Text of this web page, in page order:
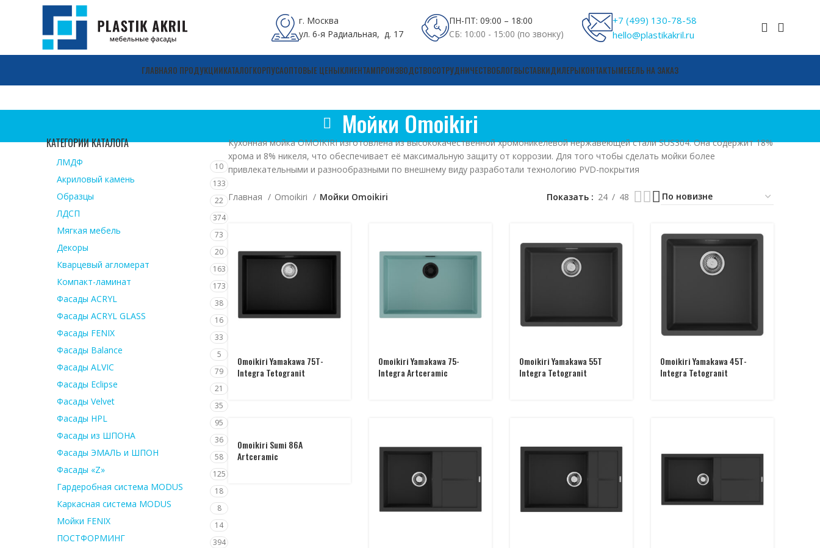
г. Москва
ул. 6-я Радиальная, д. 17
ПН-ПТ: 09:00 – 18:00
СБ: 10:00 - 15:00 (по звонку)
+7 (499) 130-78-58
hello@plastikakril.ru
ГЛАВНАЯО ПРОДУКЦИИКАТАЛОГКОРПУСАОПТОВЫЕ ЦЕНЫКЛИЕНТАМПРОИЗВОДСТВОСОТРУДНИЧЕСТВОБЛОГВЫСТАВКИДИЛЕРЫКОНТАКТЫМЕБЕЛЬ НА ЗАКАЗ
Мойки Omoikiri
КАТЕГОРИИ КАТАЛОГА
ЛМДФ 10
Акриловый камень 133
Образцы 22
ЛДСП 374
Мягкая мебель 73
Декоры 20
Кварцевый агломерат 163
Компакт-ламинат 173
Фасады ACRYL 38
Фасады ACRYL GLASS 16
Фасады FENIX 33
Фасады Balance 5
Фасады ALVIC 79
Фасады Eclipse 21
Фасады Velvet 35
Фасады HPL 95
Фасады из ШПОНА 36
Фасады ЭМАЛЬ и ШПОН 58
Фасады «Z» 125
Гардеробная система MODUS 18
Каркасная система MODUS 8
Мойки FENIX 14
ПОСТФОРМИНГ 394
Кухонная мойка OMOIKIRI изготовлена из высококачественной хромоникелевой нержавеющей стали SUS304. Она содержит 18%
хрома и 8% никеля, что обеспечивает её максимальную защиту от коррозии. Для того чтобы сделать мойки более
привлекательными и разнообразными по внешнему виду разработали технологию PVD-покрытия
Главная Omoikiri Мойки Omoikiri Показать 24 48
Omoikiri Yamakawa 75T-
Integra Tetogranit
Omoikiri Yamakawa 75-
Integra Artceramic
Omoikiri Yamakawa 55T
Integra Tetogranit
Omoikiri Yamakawa 45T-
Integra Tetogranit
Omoikiri Sumi 86A
Artceramic